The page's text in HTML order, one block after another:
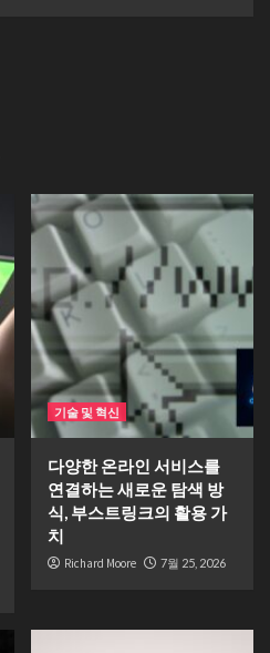
기술 및 혁신
다양한 온라인 서비스를
연결하는 새로운 탐색 방
식, 부스트링크의 활용 가
치
Richard Moore 7월 25, 2026